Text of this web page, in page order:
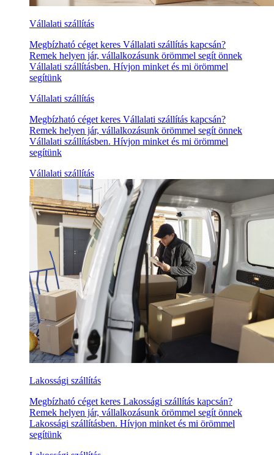
Vállalati szállítás
Megbízható céget keres Vállalati szállítás kapcsán?
Remek helyen jár, vállalkozásunk örömmel segít önnek
Vállalati szállításben. Hívjon minket és mi örömmel
segítünk
Vállalati szállítás
Megbízható céget keres Vállalati szállítás kapcsán?
Remek helyen jár, vállalkozásunk örömmel segít önnek
Vállalati szállításben. Hívjon minket és mi örömmel
segítünk
Vállalati szállítás
Lakossági szállítás
Megbízható céget keres Lakossági szállítás kapcsán?
Remek helyen jár, vállalkozásunk örömmel segít önnek
Lakossági szállításben. Hívjon minket és mi örömmel
segítünk